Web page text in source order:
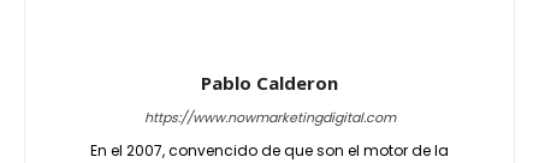
Pablo Calderon
https://www.nowmarketingdigital.com
En el 2007, convencido de que son el motor de la